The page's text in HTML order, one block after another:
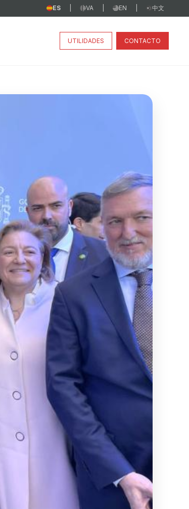
ES VA EN 中文
UTILIDADES CONTACTO